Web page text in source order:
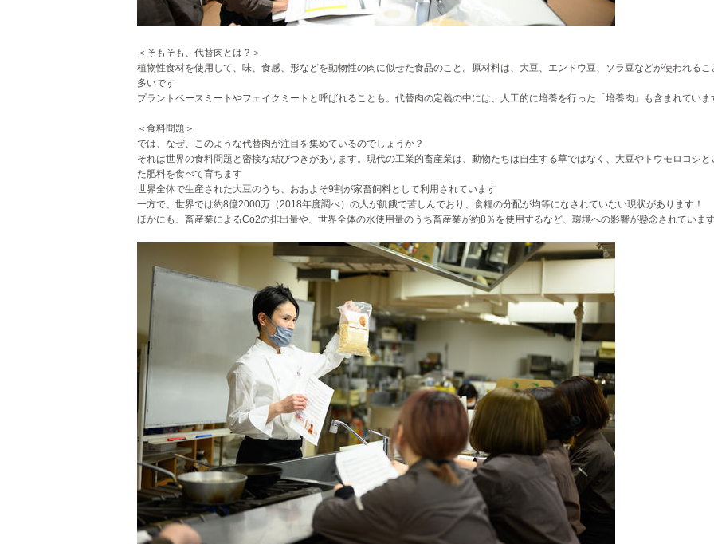
＜そもそも、代替肉とは？＞
植物性食材を使用して、味、食感、形などを動物性の肉に似せた食品のこと。原材料は、大豆、エンドウ豆、ソラ豆などが使われるこ
多いです
プラントベースミートやフェイクミートと呼ばれることも。代替肉の定義の中には、人工的に培養を行った「培養肉」も含まれていま
＜食料問題＞
では、なぜ、このような代替肉が注目を集めているのでしょうか？
それは世界の食料問題と密接な結びつきがあります。現代の工業的畜産業は、動物たちは自生する草ではなく、大豆やトウモロコシと
た肥料を食べて育ちます
世界全体で生産された大豆のうち、おおよそ9割が家畜飼料として利用されています
一方で、世界では約8億2000万（2018年度調べ）の人が飢餓で苦しんでおり、食糧の分配が均等になされていない現状があります！
ほかにも、畜産業によるCo2の排出量や、世界全体の水使用量のうち畜産業が約8％を使用するなど、環境への影響が懸念されていま